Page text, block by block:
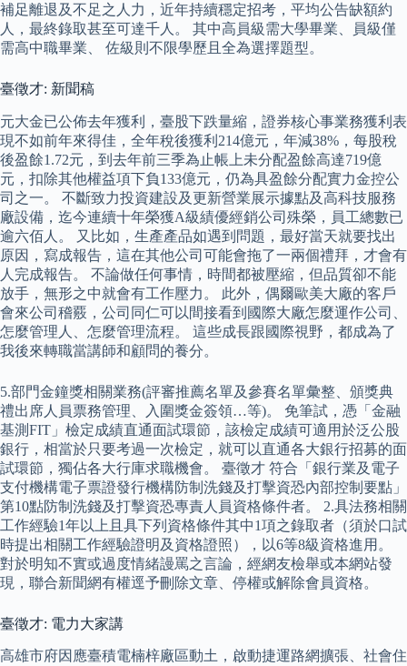
補足離退及不足之人力，近年持續穩定招考，平均公告缺額約
人，最終錄取甚至可達千人。 其中高員級需大學畢業、員級僅
需高中職畢業、 佐級則不限學歷且全為選擇題型。
臺徵才: 新聞稿
元大金已公佈去年獲利，臺股下跌量縮，證券核心事業務獲利表
現不如前年來得佳，全年稅後獲利214億元，年減38%，每股稅
後盈餘1.72元，到去年前三季為止帳上未分配盈餘高達719億
元，扣除其他權益項下負133億元，仍為具盈餘分配實力金控公
司之一。 不斷致力投資建設及更新營業展示據點及高科技服務
廠設備，迄今連續十年榮獲A級績優經銷公司殊榮，員工總數已
逾六佰人。 又比如，生產產品如遇到問題，最好當天就要找出
原因，寫成報告，這在其他公司可能會拖了一兩個禮拜，才會有
人完成報告。 不論做任何事情，時間都被壓縮，但品質卻不能
放手，無形之中就會有工作壓力。 此外，偶爾歐美大廠的客戶
會來公司稽覈，公司同仁可以間接看到國際大廠怎麼運作公司、
怎麼管理人、怎麼管理流程。 這些成長跟國際視野，都成為了
我後來轉職當講師和顧問的養分。
5.部門金鐘獎相關業務(評審推薦名單及參賽名單彙整、頒獎典
禮出席人員票務管理、入圍獎金簽領…等)。 免筆試，憑「金融
基測FIT」檢定成績直通面試環節，該檢定成績可適用於泛公股
銀行，相當於只要考過一次檢定，就可以直通各大銀行招募的面
試環節，獨佔各大行庫求職機會。 臺徵才 符合「銀行業及電子
支付機構電子票證發行機構防制洗錢及打擊資恐內部控制要點」
第10點防制洗錢及打擊資恐專責人員資格條件者。 2.具法務相關
工作經驗1年以上且具下列資格條件其中1項之錄取者（須於口試
時提出相關工作經驗證明及資格證照），以6等8級資格進用。
對於明知不實或過度情緒謾罵之言論，經網友檢舉或本網站發
現，聯合新聞網有權逕予刪除文章、停權或解除會員資格。
臺徵才: 電力大家講
高雄市府因應臺積電楠梓廠區動土，啟動捷運路網擴張、社會住